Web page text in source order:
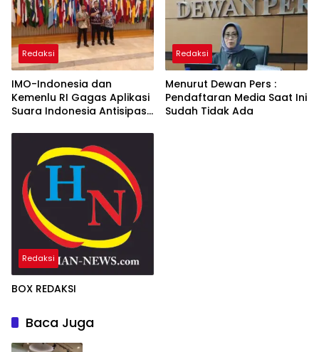
Redaksi
IMO-Indonesia dan
Kemenlu RI Gagas Aplikasi
Suara Indonesia Antisipasi
Redaksi
Menurut Dewan Pers :
Pendaftaran Media Saat Ini
Sudah Tidak Ada
Redaksi
BOX REDAKSI
Baca Juga